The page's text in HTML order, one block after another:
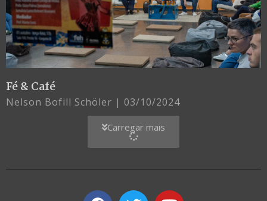
Fé & Café
Nelson Bofill Schöler 03/10/2024
Carregar mais